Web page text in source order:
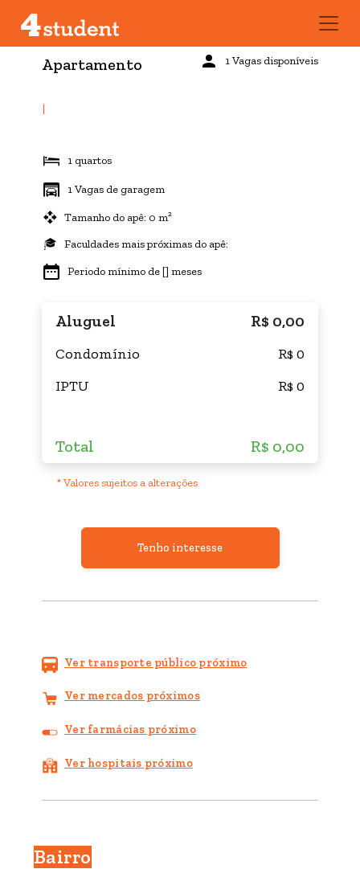
Apartamento
|
1 quartos
1 Vagas disponíveis
1 Vagas de garagem
Tamanho do apê: 0 m²
Faculdades mais próximas do apê:
Periodo mínimo de [] meses
Aluguel R$ 0,00
Condomínio
R$ 0
IPTU
R$ 0
Total R$ 0,00
* Valores sujeitos a alterações
Tenho interesse
Ver transporte público próximo
Ver mercados próximos
Ver farmácias próximo
Ver hospitais próximo
Bairro